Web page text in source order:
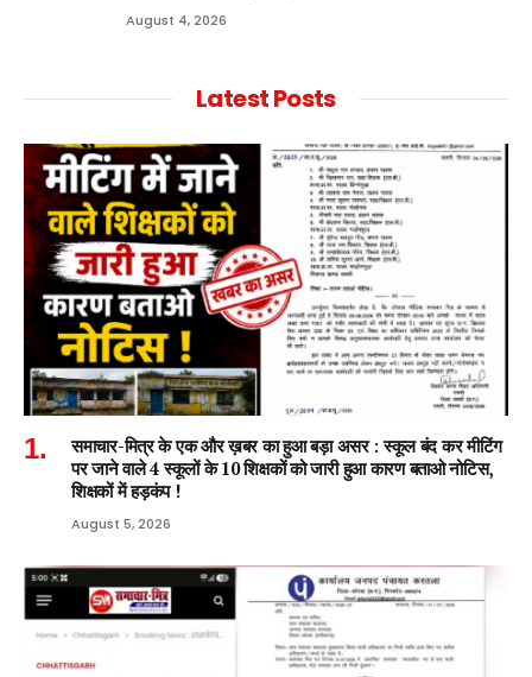
August 4, 2026
Latest Posts
समाचार-मित्र के एक और ख़बर का हुआ बड़ा असर : स्कूल बंद कर मीटिंग
पर जाने वाले 4 स्कूलों के 10 शिक्षकों को जारी हुआ कारण बताओ नोटिस,
शिक्षकों में हड़कंप !
August 5, 2026